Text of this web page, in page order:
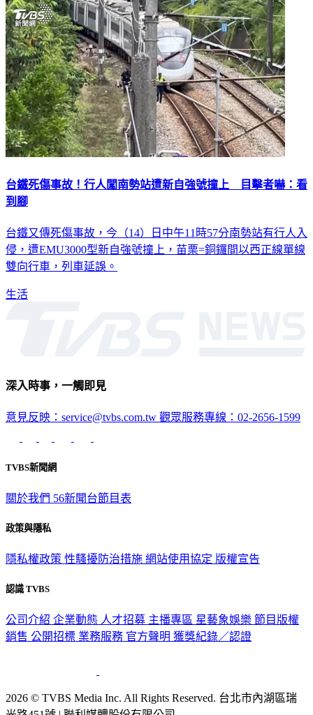
台鐵死傷事故！行人闖南勢站遭新自強號撞上 目擊者嚇：看
到腳
台鐵又傳死傷事故，今（14）日中午11時57分南勢站有行人入
侵，遭EMU3000型新自強號撞上，苗栗=銅鑼間以西正線單線
雙向行車，列車延誤。
生活
深入時事，一觸即見
意見反映：service@tvbs.com.tw 觀眾服務專線：02-2656-1599
TVBS新聞網
關於我們 56新聞台節目表
政策與隱私
隱私權政策 性騷擾防治措施 網站使用協定 版權宣告
認識 TVBS
公司介紹 企業動態 人才招募 主播專區 星藝象娛樂 節目版權
銷售 公開招標 業務服務 官方聲明 獲獎紀錄／認證
2026 © TVBS Media Inc. All Rights Reserved. 台北市內湖區瑞